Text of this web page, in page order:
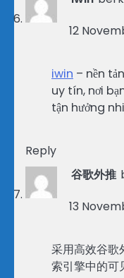
12
iwin – nền
uy tín, nơi
tận hưởng
Reply
谷歌外推
13
采用高效谷歌
索引擎中的可